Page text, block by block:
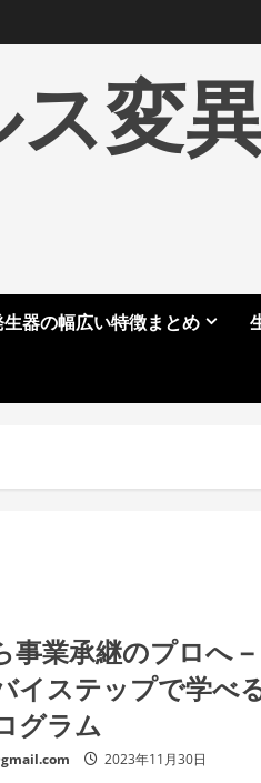
変
器の幅広い特徴まとめ
事業承継のプロへ –
イステップで学べ
グラム
2023年11月30日